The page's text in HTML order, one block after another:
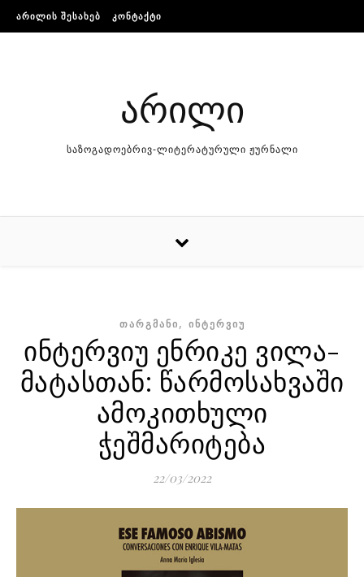
Skip to content
ᲐᲠᲘᲚᲘᲡ ᲨᲔᲡᲐᲮᲔᲑ ᲙᲝᲜᲢᲐᲥᲢᲘ
არილი
საზოგადოებრივ-ლიტერატურული ჟურნალი
ᲗᲐᲠᲒᲛᲐᲜᲘ, ᲘᲜᲢᲔᲠᲕᲘᲣ
ინტერვიუ ენრიკე ვილა-
მატასთან: წარმოსახვაში
ამოკითხული
ჭეშმარიტება
22/03/2022